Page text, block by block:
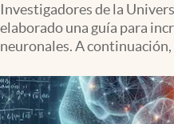
Investigadores de la
elaborado una guía para
neuronales. A